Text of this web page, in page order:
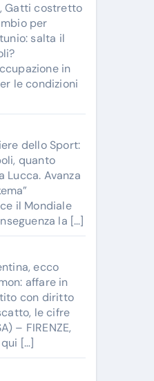
Gatti costretto
per
salta il
in
le condizioni
dello Sport:
quanto
Lucca. Avanza
il Mondiale
la […]
ecco
affare in
con diritto
le cifre
– FIRENZE,
[…]